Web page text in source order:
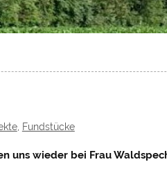
, Fundstücke
uns wieder bei Frau